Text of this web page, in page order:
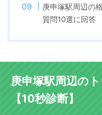
庚申塚駅周辺の
質問10選に回答
庚申塚駅周辺の
【10秒診断】